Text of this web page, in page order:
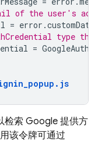
of the user's
= error .customData
type that
=
. js
检索 Google 提供方
该令牌可通过